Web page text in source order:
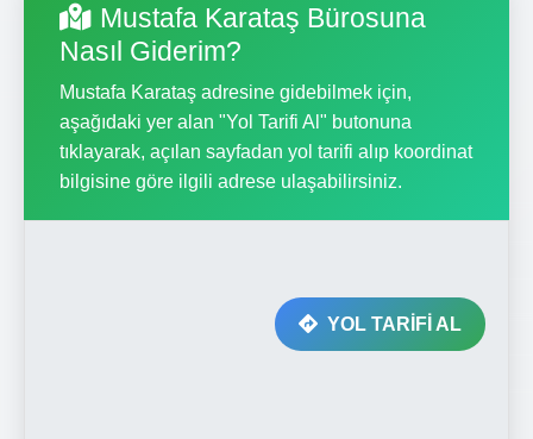
Mustafa Karataş Bürosuna
Nasıl Giderim?
Mustafa Karataş adresine gidebilmek için,
aşağıdaki yer alan "Yol Tarifi Al" butonuna
tıklayarak, açılan sayfadan yol tarifi alıp koordinat
bilgisine göre ilgili adrese ulaşabilirsiniz.
YOL TARİFİ AL